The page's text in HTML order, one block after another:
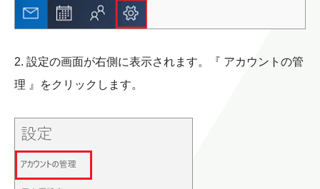
2. 設定の画面が右側に表示されます。『 アカウントの管
理 』をクリックします。